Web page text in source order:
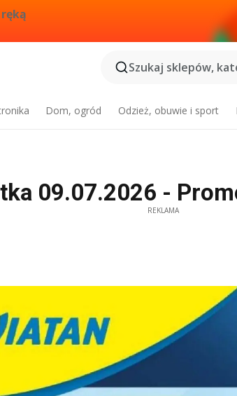
Szukaj sklepów,
Dom, ogród Odzież, obuwie i sport
09.07.2026 -
REKLAMA